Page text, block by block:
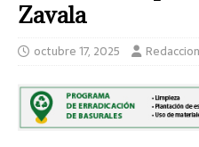
Zavala
octubre 17, 2025 Redaccion